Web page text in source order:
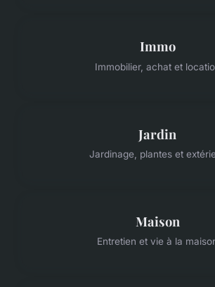
Immo
Immobilier, achat et
Jardin
Jardinage, plantes et
Maison
Entretien et vie à la